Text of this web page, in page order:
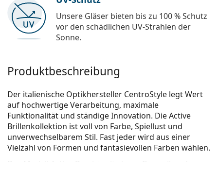
Unsere Gläser bieten bis zu 100 % Schutz
vor den schädlichen UV-Strahlen der
Sonne.
Produktbeschreibung
Der italienische Optikhersteller CentroStyle legt Wert
auf hochwertige Verarbeitung, maximale
Funktionalität und ständige Innovation. Die Active
Brillenkollektion ist voll von Farbe, Spiellust und
unverwechselbarem Stil. Fast jeder wird aus einer
Vielzahl von Formen und fantasievollen Farben wählen.
Das Modell Active One ist mit einem Gummiband